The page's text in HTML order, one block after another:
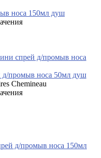
носа 150мл душ
промыв носа 50мл душ
Chemineau